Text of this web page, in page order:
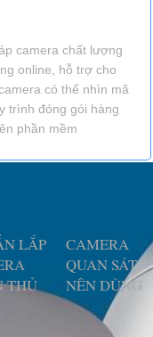
camera chất lượng
online, hỗ trợ cho
có thể nhìn mã
trình đóng gói hàng
phần mềm
LẮP
THỦ
CAMERA
QUAN SÁT
NÊN DÙNG